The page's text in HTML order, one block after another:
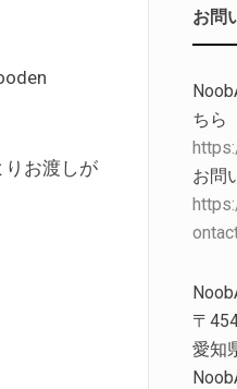
りお渡しが
お問
ちら
お問
〒
愛知